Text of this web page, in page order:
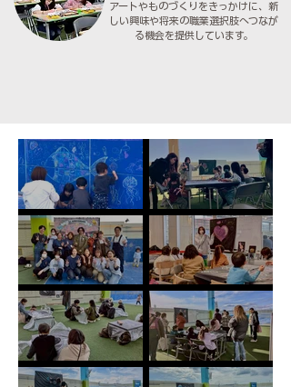
アートやものづくりをきっかけに、新
しい興味や将来の職業選択肢へつなが
る機会を提供しています。
ららぽーと安城/よぞらのチョークパ
ーク「青空チョークアート教室」７
月/ 愛知県安城市/ #愛知県 #ワーク
ショップ #ファミリーイベント ＃ア
ートイベント
ららぽーと安城/よぞらのチョークパ
ーク「青空チョークアート教室」/ 愛
知県安城市/ #愛知県 #ワークショッ
プ #ファミリーイベント ＃アートイ
ベント
ららぽーと安城/ よぞらのチョークパ
ーク/ アウトドアチョークパーク/ 参
加型巨大チョークアート/ 青空チョー
クアート教室/ 神奈川県横浜市/ ＃神
奈川県 ＃ファミリーイベント #アー
トイベント
ららぽーと安城/よぞらのチョークパ
ーク「青空チョークアート教室」/ 愛
知県安城市/ #愛知県 #ワークショッ
プ ＃バレンタイン #ファミリーイベ
ント ＃アートイベント
ららぽーと安城/よぞらのチョークパ
ららぽーと安城/よぞらのチョークパ